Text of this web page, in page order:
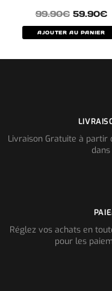
99.90€ 59.90€
AJOUTER AU PANIER
Livraison Gratuite à partir
Réglez vos achats en
pour les